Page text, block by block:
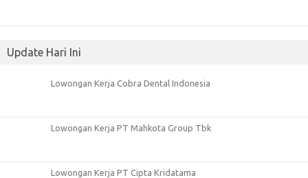
Update Hari Ini
Lowongan Kerja Cobra Dental Indonesia
Lowongan Kerja PT Mahkota Group Tbk
Lowongan Kerja PT Cipta Kridatama